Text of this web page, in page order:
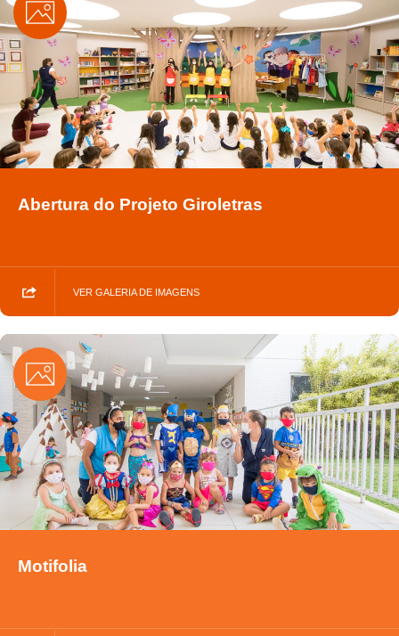
Abertura do Projeto Giroletras
VER GALERIA DE IMAGENS
Motifolia